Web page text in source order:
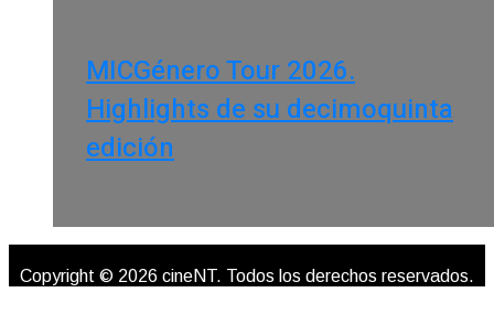
MICGénero Tour 2026.
Highlights de su decimoquinta
edición
Copyright © 2026 cineNT. Todos los derechos reservados.